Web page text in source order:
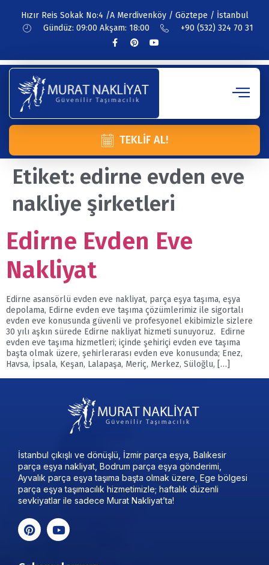
Hızır Reis Sokak No:4 /A Merdivenköy / Göztepe / İstanbul
Gündüz: 09:00 Akşam: 18:00
+90 (532) 324 70 31
TEKLIF AL!
Etiket: edirne evden eve
nakliye şirketleri
Edirne Evden Eve
Nakliyat
Edirne asansörlü evden eve nakliyat, parça eşya taşıma, eşya
depolama, Edirne evden eve taşıma çözümlerimiz ile sigortalı
evden eve konusunda güvenli ve profesyonel ekibimizle sizlere
30 yılı aşkın sürede Edirne nakliyat hizmeti sunuyoruz. Edirne
evden eve taşıma hizmetleri; içinde şehiriçi evden eve taşıma
başta olmak üzere, şehirlerarası evden eve konusunda; Enez,
Havsa, İpsala, Keşan, Lalapaşa, Meriç, Merkez, Süloğlu, […]
İstanbul çıkışlı ve dönüşlü, İzmir parça eşya, Balıkesir
parça eşya nakliyat, Bodrum parça eşya gönderimi,
Ayvalık parça eşya taşıma başta olmak üzere, Ege bölgesi
parça eşya taşımacılık hizmetimizle; haftalık düzenli
sevkiyatlar ile sadece Murat Nakliyat’ta!